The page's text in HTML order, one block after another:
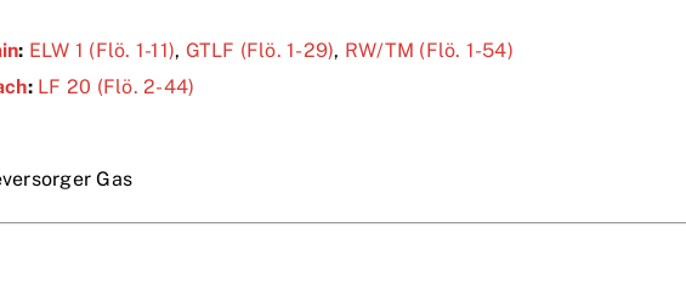
: ELW 1 (Flö. 1-11), GTLF (Flö. 1-29), RW/TM (Flö. 1-54)
: LF 20 (Flö. 2-44)
Gas